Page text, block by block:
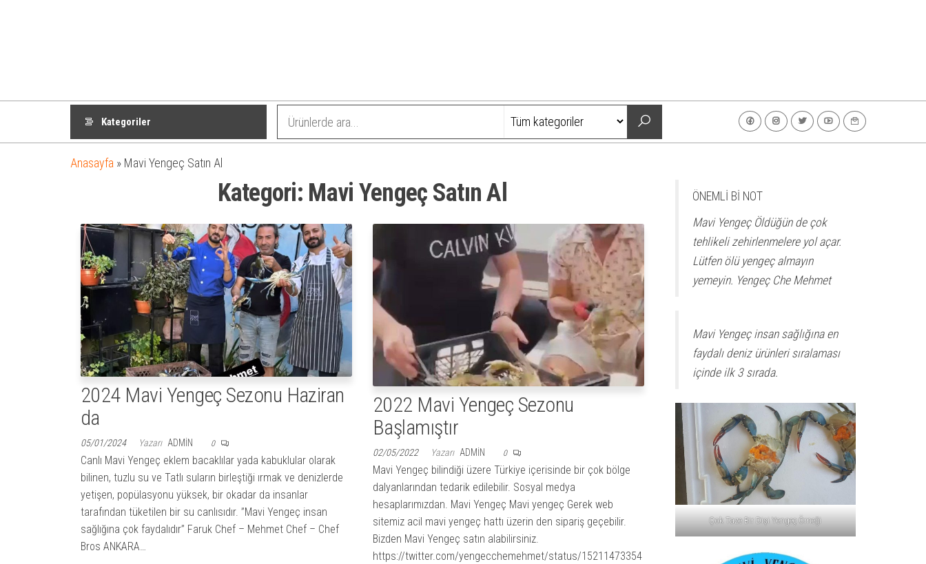
Kategoriler
Anasayfa » Mavi Yengeç Satın Al
Kategori: Mavi Yengeç Satın Al
2024 Mavi Yengeç Sezonu Haziran
da
05/01/2024 Yazarı ADMIN 0
Canlı Mavi Yengeç eklem bacaklılar yada kabuklular olarak
bilinen, tuzlu su ve Tatlı suların birleştiği ırmak ve denizlerde
yetişen, popülasyonu yüksek, bir okadar da insanlar
tarafından tüketilen bir su canlısıdır. ”Mavi Yengeç insan
sağlığına çok faydalıdır” Faruk Chef – Mehmet Chef – Chef
Bros ANKARA…
2022 Mavi Yengeç Sezonu
Başlamıştır
02/05/2022 Yazarı ADMIN 0
Mavi Yengeç bilindiği üzere Türkiye içerisinde bir çok bölge
dalyanlarından tedarik edilebilir. Sosyal medya
hesaplarımızdan. Mavi Yengeç Mavi yengeç Gerek web
sitemiz acil mavi yengeç hattı üzerin den sipariş geçebilir.
Bizden Mavi Yengeç satın alabilirsiniz.
https://twitter.com/yengecchemehmet/status/15211473354
ÖNEMLİ Bİ NOT
Mavi Yengeç Öldüğün de çok
tehlikeli zehirlenmelere yol açar.
Lütfen ölü yengeç almayın
yemeyin. Yengeç Che Mehmet
Mavi Yengeç insan sağlığına en
faydalı deniz ürünleri sıralaması
içinde ilk 3 sırada.
Çok Taze Bir Dişi Yengeç Örneği